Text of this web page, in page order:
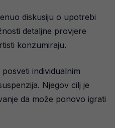
diskusiju o upotrebi
detaljne provjere
konzumiraju.
individualnim
Njegov cilj je
da može ponovo igrati